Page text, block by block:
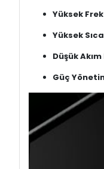
Yüksek
Yüksek
Düşük
Güç